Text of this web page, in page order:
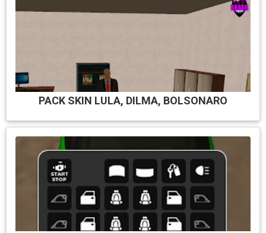
PACK SKIN LULA, DILMA, BOLSONARO